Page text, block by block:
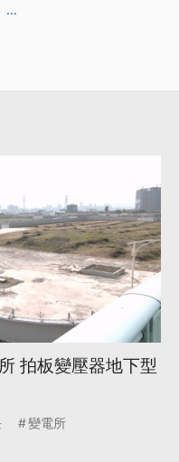
...
拍板變壓器地下型
變電所